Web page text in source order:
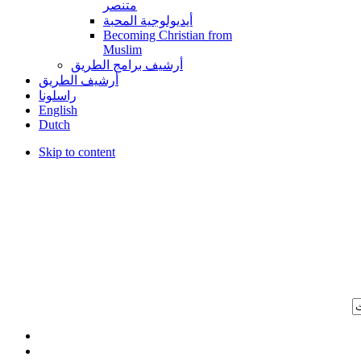
متنصر
أيديولوجية المحبة
Becoming Christian from
Muslim
أرشيف برامج الطريق
أرشيف الطريق
راسلونا
English
Dutch
Skip to content